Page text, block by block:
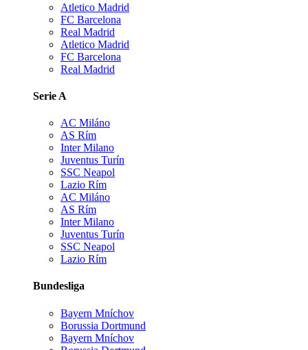
Atletico Madrid
FC Barcelona
Real Madrid
Atletico Madrid
FC Barcelona
Real Madrid
Serie A
AC Miláno
AS Rím
Inter Milano
Juventus Turín
SSC Neapol
Lazio Rím
AC Miláno
AS Rím
Inter Milano
Juventus Turín
SSC Neapol
Lazio Rím
Bundesliga
Bayern Mníchov
Borussia Dortmund
Bayern Mníchov